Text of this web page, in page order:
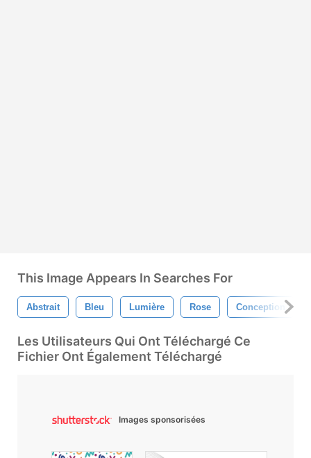
This Image Appears In Searches For
Abstrait Bleu Lumière Rose Conception
Les Utilisateurs Qui Ont Téléchargé Ce
Fichier Ont Également Téléchargé
Images sponsorisées